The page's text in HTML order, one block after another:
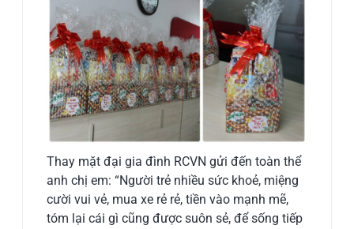
Thay mặt đại gia đình RCVN gửi đến toàn thể
anh chị em: “Người trẻ nhiều sức khoẻ, miệng
cười vui vẻ, mua xe rẻ rẻ, tiền vào mạnh mẽ,
tóm lại cái gì cũng được suôn sẻ, để sống tiếp